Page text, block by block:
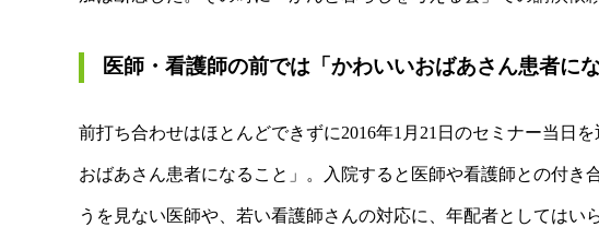
医師・看護師の前では「かわいいおばあさん患者にな
前打ち合わせはほとんどできずに2016年1月21日のセミナー当日
おばあさん患者になること」。入院すると医師や看護師との付き
うを見ない医師や、若い看護師さんの対応に、年配者としてはい